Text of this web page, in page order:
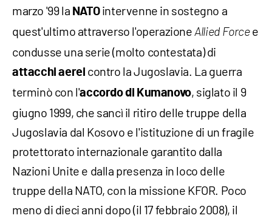
marzo '99 la NATOintervenne in sostegno a
quest'ultimo attraverso l'operazione Allied Forcee
condusse una serie (molto contestata) di
attacchi aerei contro la Jugoslavia. La guerra
terminò con l'accordo di Kumanovo, siglato il 9
giugno 1999, che sancì il ritiro delle truppe della
Jugoslavia dal Kosovo e l'istituzione di un fragile
protettorato internazionale garantito dalla
Nazioni Unite e dalla presenza in loco delle
truppe della NATO, con la missione KFOR. Poco
meno di dieci anni dopo (il 17 febbraio 2008), il